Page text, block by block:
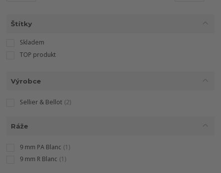
Štítky
Skladem
TOP produkt
Výrobce
Sellier & Bellot (2)
Ráže
9 mm PA Blanc (1)
9 mm R Blanc (1)